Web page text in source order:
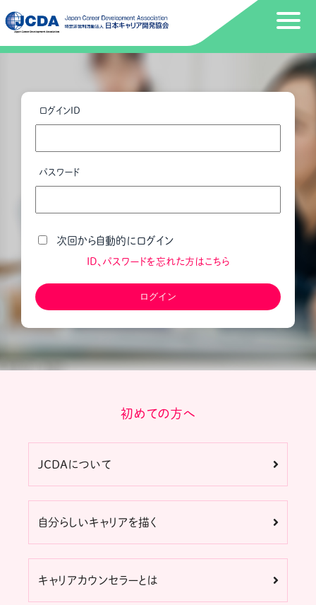
ログインID
パスワード
次回から自動的にログイン
ID、パスワードを忘れた方はこちら
初めての方へ
JCDAについて
自分らしいキャリアを描く
キャリアカウンセラーとは